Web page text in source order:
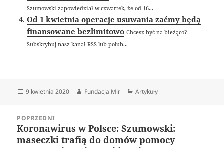
Szumowski zapowiedział w czwartek, że od 16...
Od 1 kwietnia operacje usuwania zaćmy będą
finansowane bezlimitowo Chcesz być na bieżąco?
Subskrybuj nasz kanał RSS lub polub...
Data
9 kwietnia 2020 Autor
Fundacja Mir Kategorie
Artykuły
wpisuPOPRZEDNI
Poprzedni
wpis:
Koronawirus w Polsce: Szumowski:
maseczki trafią do domów pomocy